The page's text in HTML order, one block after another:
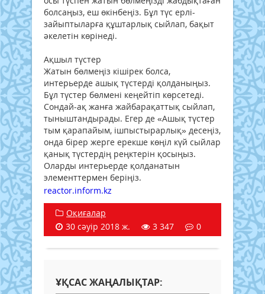
болсаңыз, еш өкінбеңіз. Бұл түс ерлі-
зайыптыларға құштарлық сыйлап, бақыт
әкелетін көрінеді.
Ақшыл түстер
Жатын бөлмеңіз кішірек болса,
интерьерде ашық түстерді қолданыңыз.
Бұл түстер бөлмені кеңейтіп көрсетеді.
Сондай-ақ жанға жайбарақаттық сыйлап,
тыныштандырады. Егер де «Ашық түстер
тым қарапайым, ішпыстырарлық» десеңіз,
онда бірер жерге ерекше көңіл күй сыйлар
қанық түстердің реңктерін қосыңыз.
Оларды интерьерде қолданатын
элементтермен беріңіз.
reactor.inform.kz
Оқиғалар
30 сәуір 2018 ж.
3 347 0
ҰҚСАС ЖАҢАЛЫҚТАР: